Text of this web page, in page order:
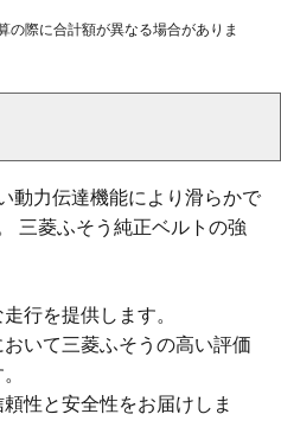
の際に合計額が異なる場合がありま
動力伝達機能により滑らかで
三菱ふそう純正ベルトの強
行を提供します。
いて三菱ふそうの高い評価
性と安全性をお届けしま